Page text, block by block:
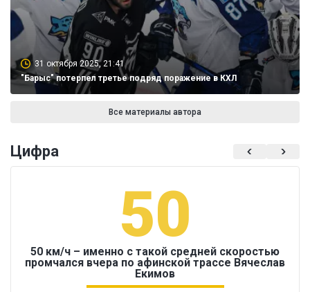
31 октября 2025, 21:41
"Барыс" потерпел третье подряд поражение в КХЛ
Все материалы автора
Цифра
50
50 км/ч – именно с такой средней скоростью
промчался вчера по афинской трассе Вячеслав
Екимов